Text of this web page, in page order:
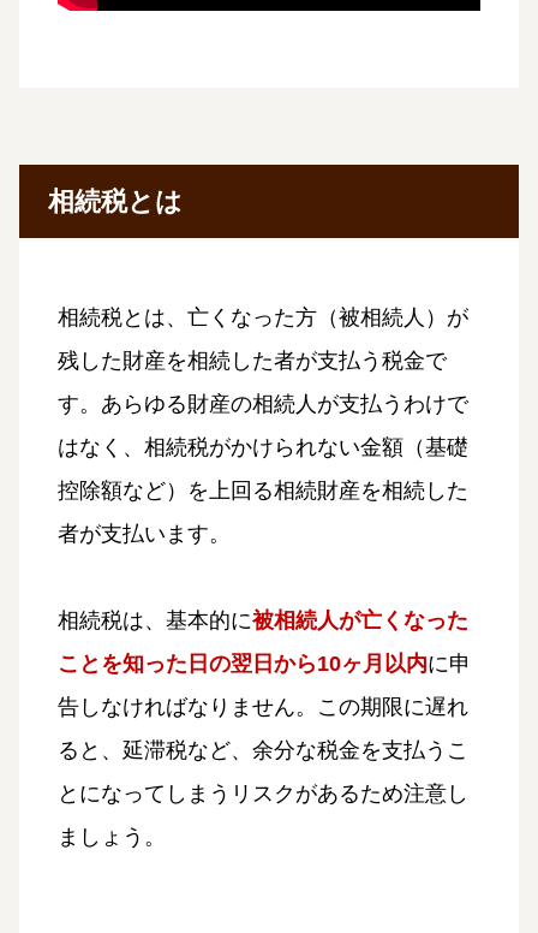
相続税とは
相続税とは、亡くなった方（被相続人）が
残した財産を相続した者が支払う税金で
す。あらゆる財産の相続人が支払うわけで
はなく、相続税がかけられない金額（基礎
控除額など）を上回る相続財産を相続した
者が支払います。
相続税は、基本的に被相続人が亡くなった
ことを知った日の翌日から10ヶ月以内に申
告しなければなりません。この期限に遅れ
ると、延滞税など、余分な税金を支払うこ
とになってしまうリスクがあるため注意し
ましょう。